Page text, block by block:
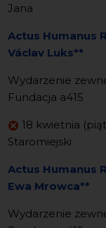
Jana
Actus Humanus
Václav Luks**
Wydarzenie
Fundacja a415
18 kwietnia
Staromiejski
Actus Humanus
Ewa Mrowca**
Wydarzenie